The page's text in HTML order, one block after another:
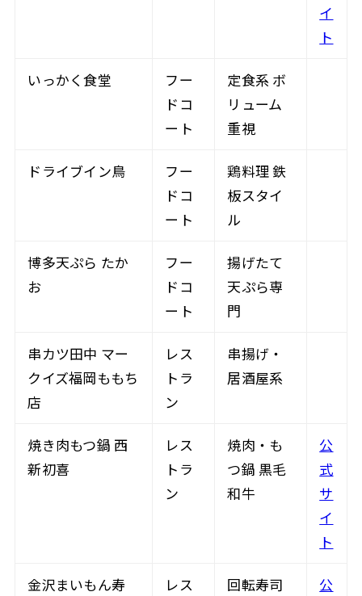
イ
ト
いっかく食堂
フー
ドコ
ート
定食系 ボ
リューム
重視
ドライブイン鳥
フー
ドコ
ート
鶏料理 鉄
板スタイ
ル
博多天ぷら たか
お
フー
ドコ
ート
揚げたて
天ぷら専
門
串カツ田中 マー
クイズ福岡ももち
店
レス
トラ
ン
串揚げ・
居酒屋系
焼き肉もつ鍋 西
新初喜
レス
トラ
ン
焼肉・も
つ鍋 黒毛
和牛
公
式
サ
イ
ト
金沢まいもん寿
レス
回転寿司
公